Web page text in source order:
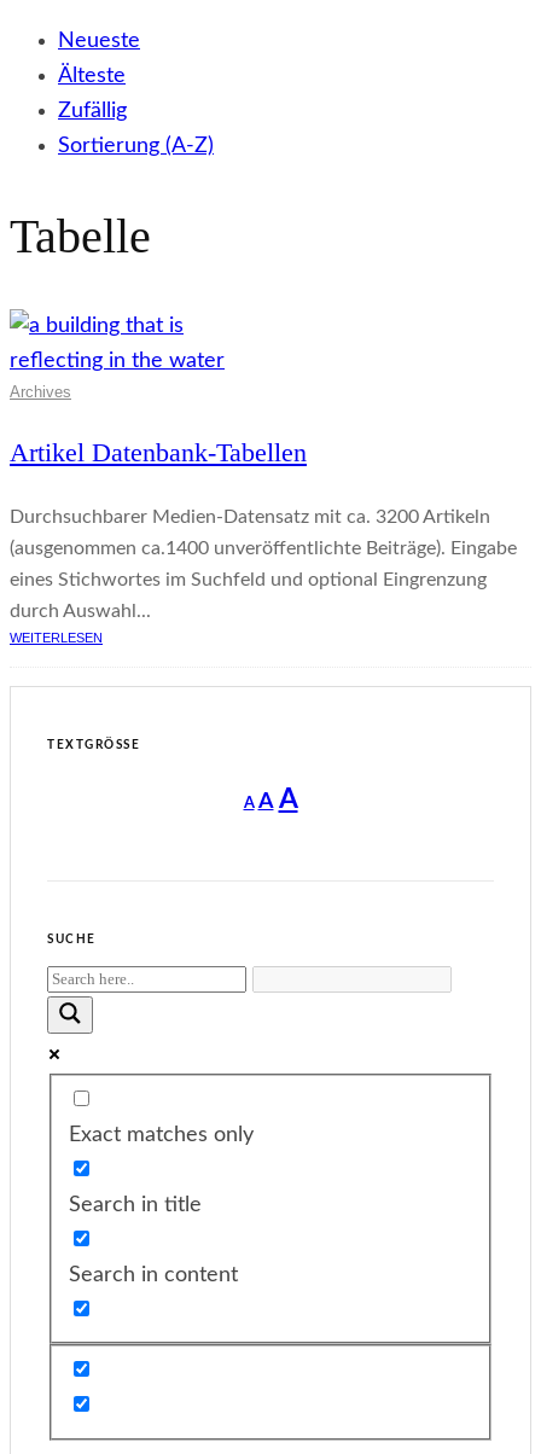
Neueste
Älteste
Zufällig
Sortierung (A-Z)
Tabelle
Archives
Artikel Datenbank-Tabellen
Durchsuchbarer Medien-Datensatz mit ca. 3200 Artikeln
(ausgenommen ca.1400 unveröffentlichte Beiträge). Eingabe
eines Stichwortes im Suchfeld und optional Eingrenzung
durch Auswahl...
WEITERLESEN
TEXTGRÖSSE
A
Decrease
font
A Reset
AIncrease
SUCHE
Exact matches only
Search in title
Search in content